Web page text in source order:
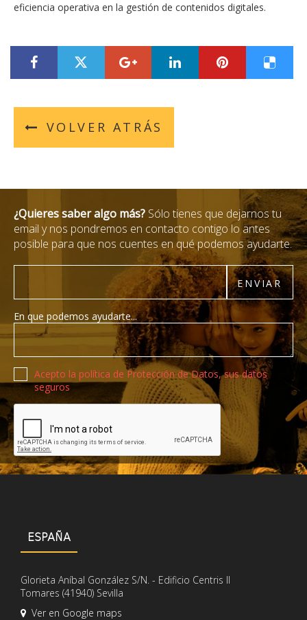
eficiencia operativa en la gestión de contenidos digitales.
???label.title.facebook.access???
???label.title.twitter.access???
VOLVER ATRÁS
¿Quieres saber algo más? Sólo tienes que dejarnos tu
email y nos pondremos en contacto contigo lo antes
posible para que nos cuentes en qué podemos ayudarte.
En que podemos ayudarte...
Política de privacidad
Acepto la política de Protección de Datos, sus datos
seguros
Recaptcha de Google
ENVIAR
ESPAÑA
Glorieta Aníbal González S/N. - Edificio Centris II
Tomares (41940) Sevilla
Ver en Google maps